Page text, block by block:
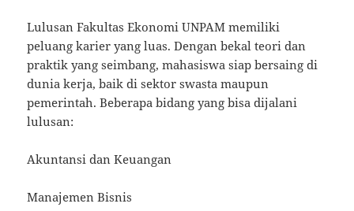
Lulusan Fakultas Ekonomi UNPAM memiliki
peluang karier yang luas. Dengan bekal teori dan
praktik yang seimbang, mahasiswa siap bersaing di
dunia kerja, baik di sektor swasta maupun
pemerintah. Beberapa bidang yang bisa dijalani
lulusan:
Akuntansi dan Keuangan
Manajemen Bisnis